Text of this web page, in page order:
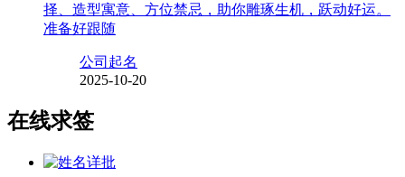
择、造型寓意、方位禁忌，助你雕琢生机，跃动好运。
准备好跟随
公司起名
2025-10-20
在线求签